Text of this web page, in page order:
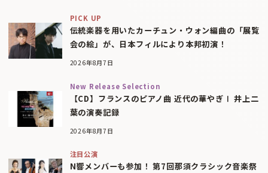
PICK UP
伝統楽器を用いたカーチュン・ウォン編曲の「展覧
会の絵」が、日本フィルにより本邦初演！
2026年8月7日
New Release Selection
【CD】フランスのピアノ曲 近代の華やぎⅠ 井上二
葉の演奏記録
2026年8月7日
注目公演
N響メンバーも参加！ 第7回那須クラシック音楽祭